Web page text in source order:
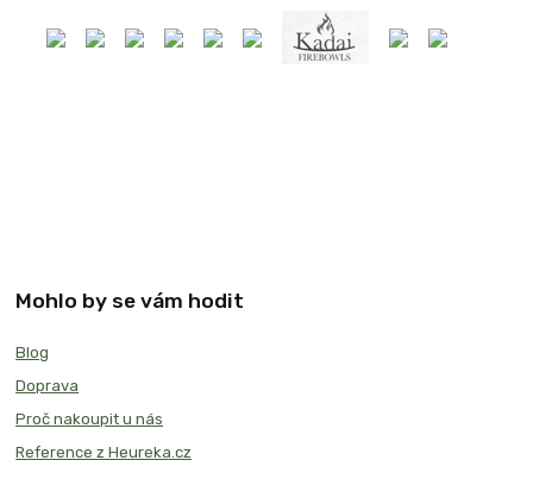
Mohlo by se vám hodit
Blog
Doprava
Proč nakoupit u nás
Reference z Heureka.cz